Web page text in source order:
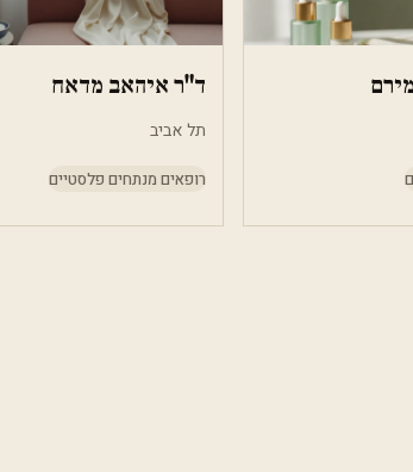
ד"ר איהאב מדאח
תל אביב
רופאים מנתחים פלסטיים